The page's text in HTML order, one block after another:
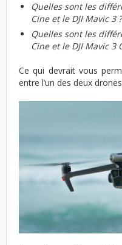
Quelles sont les
Cine et le DJI Mavic 3 ?
Quelles sont les
Cine et le DJI Mavic 3
Ce qui devrait vous
entre l’un des deux